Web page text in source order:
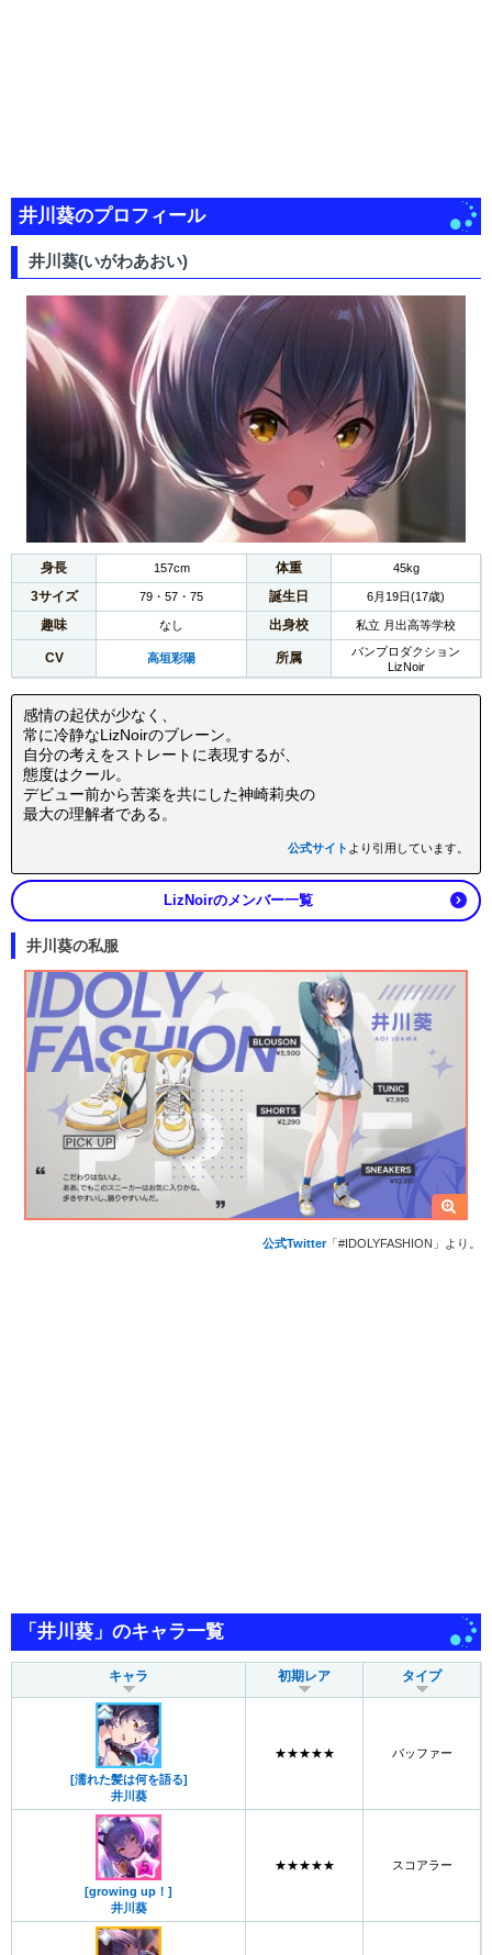
井川葵のプロフィール
井川葵(いがわあおい)
身長 157cm 体重 45kg
3サイズ 79・57・75 誕生日 6月19日(17歳)
趣味 なし 出身校 私立 月出高等学校
CV 高垣彩陽 所属
バンプロダクション
LizNoir
感情の起伏が少なく、
常に冷静なLizNoirのブレーン。
自分の考えをストレートに表現するが、
態度はクール。
デビュー前から苦楽を共にした神崎莉央の
最大の理解者である。
公式サイト より引用しています。
LizNoirのメンバー一覧
井川葵の私服
公式Twitter「#IDOLYFASHION」より。
「井川葵」のキャラ一覧
キャラ 初期レア タイプ
[濡れた髪は何を語る]
井川葵
★★★★★ バッファー
[growing up！]
井川葵
★★★★★ スコアラー